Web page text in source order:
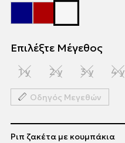
Επιλέξτε Μέγεθος
1 y 2 y 3 y 4 y
Οδηγός Μεγεθών
Ριπ ζακέτα με κουμπάκια